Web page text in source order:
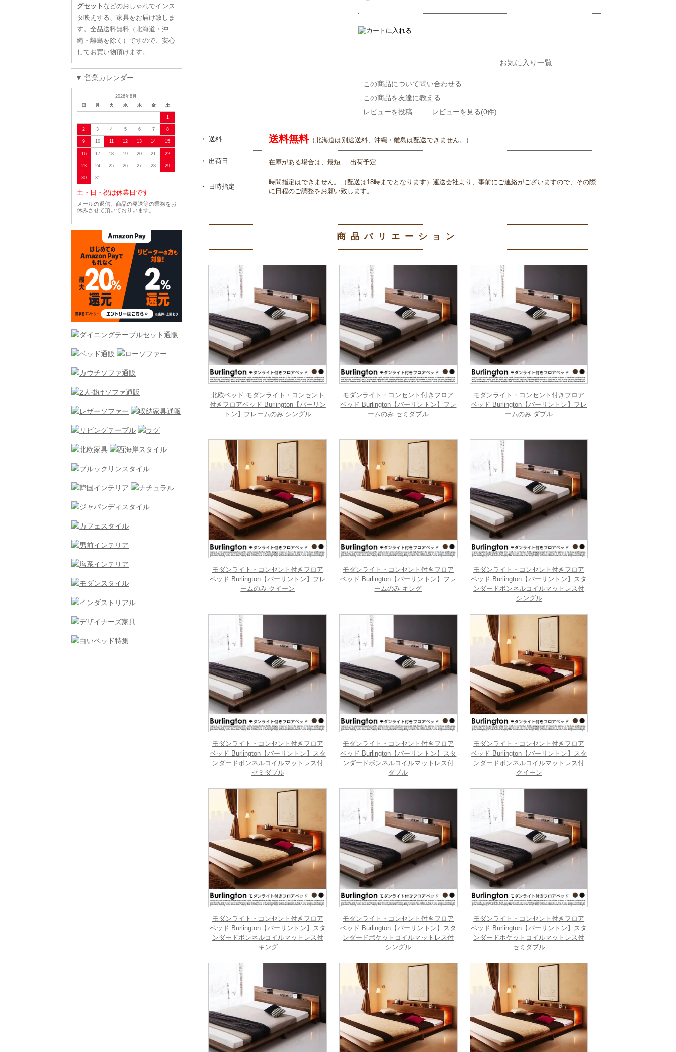
グセット などのおしゃれでインス
タ映えする、家具をお届け致しま
す。全品送料無料（北海道・沖
縄・離島を除く）ですので、安心
してお買い物頂けます。
▼ 営業カレンダー
2026年8月
日
月 火 水 木 金 土
1
2 3 4 5 6 7 8
9 10 11 12 13 14 15
16 17 18 19 20 21 22
23 24 25 26 27 28 29
30 31
土・日・祝は休業日です
メールの返信、商品の発送等の業務をお
休みさせて頂いておりいます。
お気に入り一覧
この商品について問い合わせる
この商品を友達に教える
レビューを投稿
レビューを見る(0件)
・ 送料 送料無料（北海道は別途送料、沖縄・離島は配送できません。）
・ 出荷日 在庫がある場合は、最短 出荷予定
・ 日時指定
時間指定はできません。（配送は18時までとなります）運送会社より、事前にご連絡がございますので、その際
に日程のご調整をお願い致します。
商品バリエーション
北欧ベッド モダンライト・コンセント
付きフロアベッド Burlington【バーリン
トン】フレームのみ シングル
モダンライト・コンセント付きフロア
ベッド Burlington【バーリントン】フレ
ームのみ セミダブル
モダンライト・コンセント付きフロア
ベッド Burlington【バーリントン】フレ
ームのみ ダブル
モダンライト・コンセント付きフロア
ベッド Burlington【バーリントン】フレ
ームのみ クイーン
モダンライト・コンセント付きフロア
ベッド Burlington【バーリントン】フレ
ームのみ キング
モダンライト・コンセント付きフロア
ベッド Burlington【バーリントン】スタ
ンダードボンネルコイルマットレス付
シングル
モダンライト・コンセント付きフロア
ベッド Burlington【バーリントン】スタ
ンダードボンネルコイルマットレス付
セミダブル
モダンライト・コンセント付きフロア
ベッド Burlington【バーリントン】スタ
ンダードボンネルコイルマットレス付
ダブル
モダンライト・コンセント付きフロア
ベッド Burlington【バーリントン】スタ
ンダードボンネルコイルマットレス付
クイーン
モダンライト・コンセント付きフロア
ベッド Burlington【バーリントン】スタ
ンダードボンネルコイルマットレス付
キング
モダンライト・コンセント付きフロア
ベッド Burlington【バーリントン】スタ
ンダードポケットコイルマットレス付
シングル
モダンライト・コンセント付きフロア
ベッド Burlington【バーリントン】スタ
ンダードポケットコイルマットレス付
セミダブル